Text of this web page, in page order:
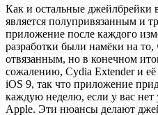
Как и остальные джейлбрейки
является полупривязанным и
приложение после каждого
разработки были намёки на то,
отвязанным, но в конечном
сожалению, Cydia Extender и
iOS 9, так что приложение
каждую неделю, если у вас нет
Apple. Эти нюансы делают